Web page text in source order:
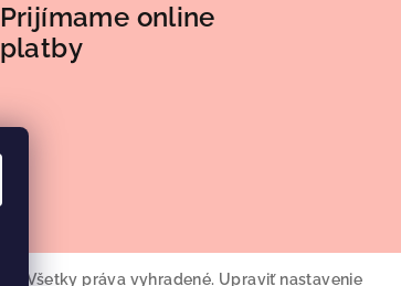
Prijímame online
platby
. Všetky práva vyhradené. Upraviť nastavenie